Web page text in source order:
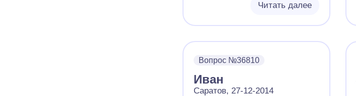
Читать далее
Вопрос №36810
Иван
Саратов, 27-12-2014